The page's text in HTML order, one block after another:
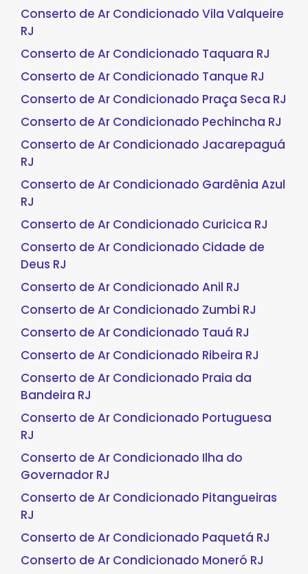
Conserto de Ar Condicionado Vila Valqueire
RJ
Conserto de Ar Condicionado Taquara RJ
Conserto de Ar Condicionado Tanque RJ
Conserto de Ar Condicionado Praça Seca RJ
Conserto de Ar Condicionado Pechincha RJ
Conserto de Ar Condicionado Jacarepaguá
RJ
Conserto de Ar Condicionado Gardênia Azul
RJ
Conserto de Ar Condicionado Curicica RJ
Conserto de Ar Condicionado Cidade de
Deus RJ
Conserto de Ar Condicionado Anil RJ
Conserto de Ar Condicionado Zumbi RJ
Conserto de Ar Condicionado Tauá RJ
Conserto de Ar Condicionado Ribeira RJ
Conserto de Ar Condicionado Praia da
Bandeira RJ
Conserto de Ar Condicionado Portuguesa
RJ
Conserto de Ar Condicionado Ilha do
Governador RJ
Conserto de Ar Condicionado Pitangueiras
RJ
Conserto de Ar Condicionado Paquetá RJ
Conserto de Ar Condicionado Moneró RJ